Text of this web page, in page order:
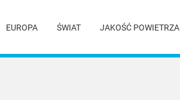
EUROPA ŚWIAT JAKOŚĆ POWIETRZA